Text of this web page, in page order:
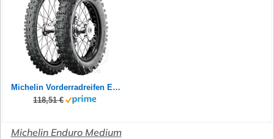
Michelin Vorderradreifen Enduro Medium 2 Gr. 90/100-21
118,51 €
Michelin Enduro Medium